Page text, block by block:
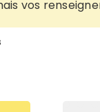
vos